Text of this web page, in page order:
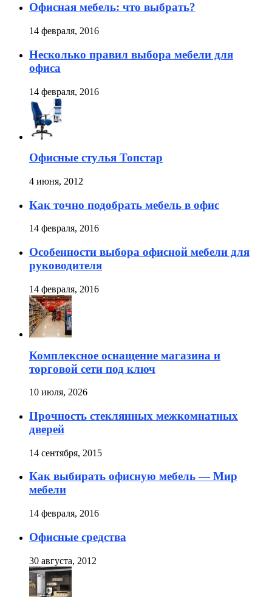
Офисная мебель: что выбрать?
14 февраля, 2016
Несколько правил выбора мебели для
офиса
14 февраля, 2016
Офисные стулья Топстар
4 июня, 2012
Как точно подобрать мебель в офис
14 февраля, 2016
Особенности выбора офисной мебели для
руководителя
14 февраля, 2016
Комплексное оснащение магазина и
торговой сети под ключ
10 июля, 2026
Прочность стеклянных межкомнатных
дверей
14 сентября, 2015
Как выбирать офисную мебель — Мир
мебели
14 февраля, 2016
Офисные средства
30 августа, 2012